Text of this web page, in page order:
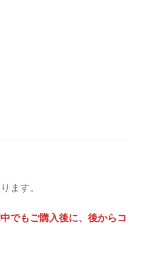
ます。
でもご購入後に、後からコ